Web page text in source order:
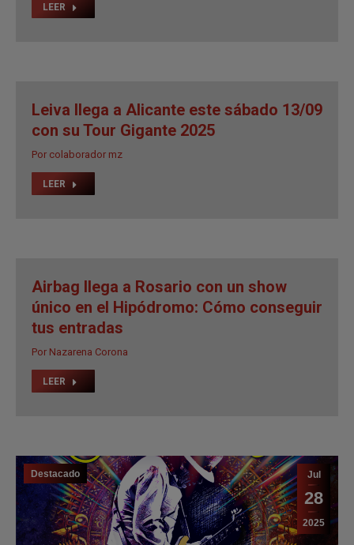
LEER
Leiva llega a Alicante este sábado 13/09
con su Tour Gigante 2025
Por colaborador mz
LEER
Airbag llega a Rosario con un show
único en el Hipódromo: Cómo conseguir
tus entradas
Por Nazarena Corona
LEER
Jul
28
2025
Destacado